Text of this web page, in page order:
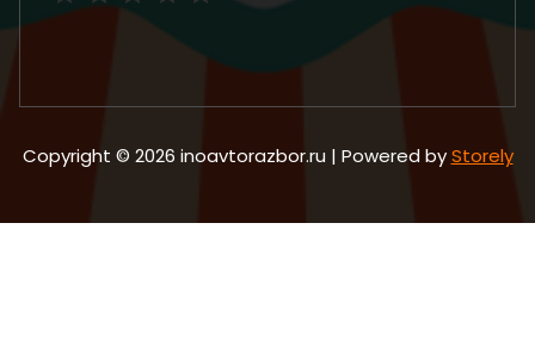
Copyright © 2026 inoavtorazbor.ru | Powered byStorely